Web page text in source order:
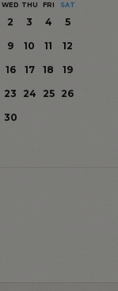
WED THU FRI SAT
2 3 4
5
9 10 11
12
16 17 18
19
23 24 25
26
30